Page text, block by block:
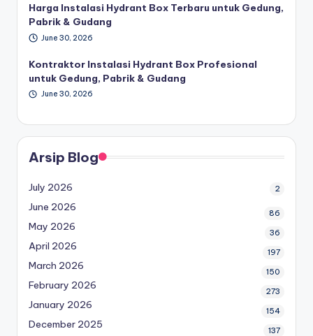
Harga Instalasi Hydrant Box Terbaru untuk Gedung,
Pabrik & Gudang
June 30, 2026
Kontraktor Instalasi Hydrant Box Profesional
untuk Gedung, Pabrik & Gudang
June 30, 2026
Arsip Blog
July 2026 2
June 2026 86
May 2026 36
April 2026 197
March 2026 150
February 2026 273
January 2026 154
December 2025 137